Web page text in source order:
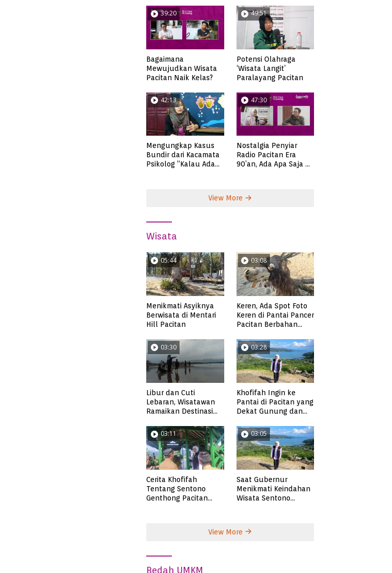
39:20
Bagaimana
Mewujudkan Wisata
Pacitan Naik Kelas?
49:51
Potensi Olahraga
‘Wisata Langit’
Paralayang Pacitan
42:13
Mengungkap Kasus
Bundir dari Kacamata
Psikolog “Kalau Ada
47:30
Nostalgia Penyiar
Radio Pacitan Era
90’an, Ada Apa Saja di
View More
Wisata
05:44
Menikmati Asyiknya
Berwisata di Mentari
Hill Pacitan
03:08
Keren, Ada Spot Foto
Keren di Pantai Pancer
Pacitan Berbahan
03:30
Libur dan Cuti
Lebaran, Wisatawan
Ramaikan Destinasi
03:28
Khofifah Ingin ke
Pantai di Pacitan yang
Dekat Gunung dan
Pangasan?
03:11
Cerita Khofifah
Tentang Sentono
Genthong Pacitan
03:05
Saat Gubernur
Menikmati Keindahan
Wisata Sentono
View More
Bedah UMKM